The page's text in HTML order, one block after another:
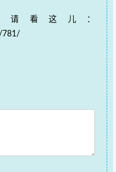
请看这儿：
781/